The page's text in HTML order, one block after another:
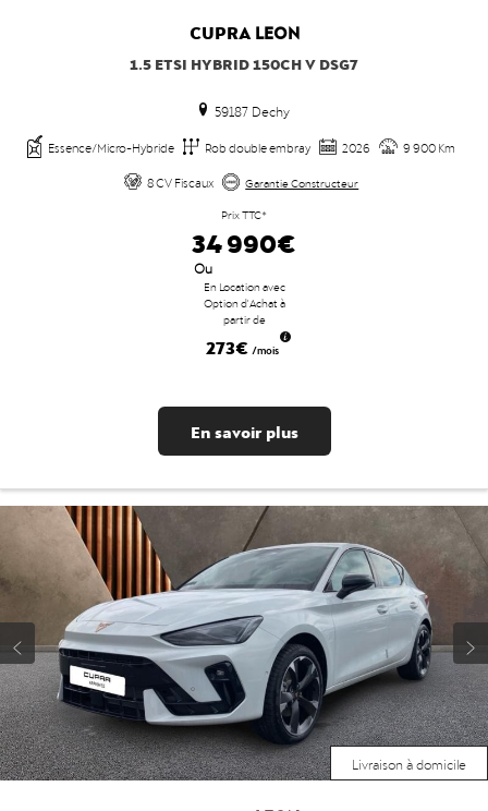
CUPRA LEON
1.5 ETSI HYBRID 150CH V DSG7
59187 Dechy
Essence/Micro-Hybride Rob double embray 2026
9 900 Km
8 CV Fiscaux
Garantie Constructeur
Prix TTC*
34 990€
Ou
En Location avec
Option d'Achat à
partir de
273€ /mois
En savoir plus
Livraison à domicile